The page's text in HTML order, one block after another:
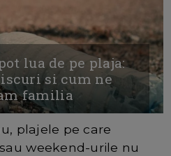
lua de pe plaja:
si cum ne
familia
plajele pe care
weekend-urile nu